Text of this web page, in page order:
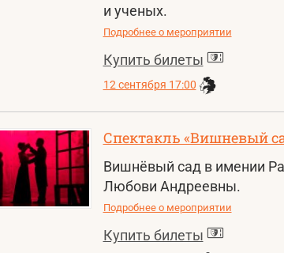
и ученых.
Подробнее о мероприятии
Купить билеты
12 сентября 17:00
Спектакль «Вишневый
Вишнёвый сад в имении
Любови Андреевны.
Подробнее о мероприятии
Купить билеты